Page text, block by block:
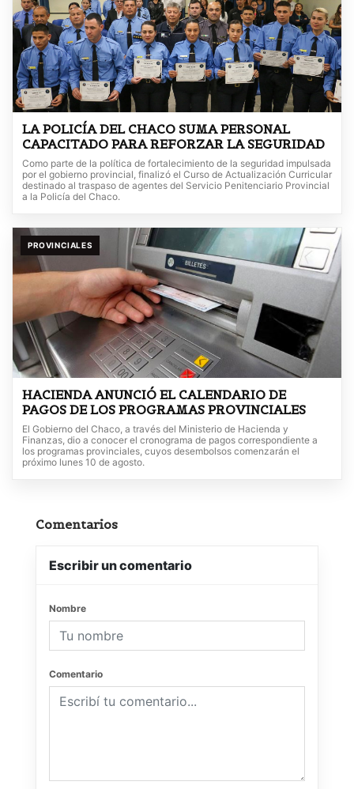
LA POLICÍA DEL CHACO SUMA PERSONAL
CAPACITADO PARA REFORZAR LA SEGURIDAD
Como parte de la política de fortalecimiento de la seguridad impulsada
por el gobierno provincial, finalizó el Curso de Actualización Curricular
destinado al traspaso de agentes del Servicio Penitenciario Provincial
a la Policía del Chaco.
PROVINCIALES
HACIENDA ANUNCIÓ EL CALENDARIO DE
PAGOS DE LOS PROGRAMAS PROVINCIALES
El Gobierno del Chaco, a través del Ministerio de Hacienda y
Finanzas, dio a conocer el cronograma de pagos correspondiente a
los programas provinciales, cuyos desembolsos comenzarán el
próximo lunes 10 de agosto.
Comentarios
Escribir un comentario
Nombre
Comentario